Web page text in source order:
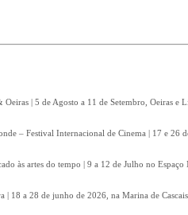
Oeiras | 5 de Agosto a 11 de Setembro, Oeiras e
– Festival Internacional de Cinema | 17 e 26
às artes do tempo | 9 a 12 de Julho no
| 18 a 28 de junho de 2026, na Marina de Cascais